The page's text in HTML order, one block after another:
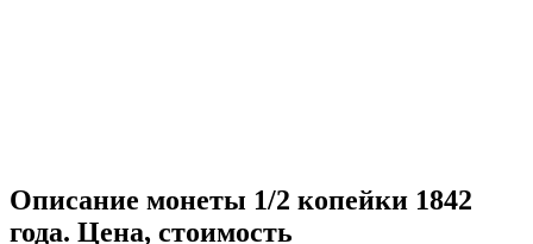
Описание монеты 1/2 копейки 1842
года. Цена, стоимость